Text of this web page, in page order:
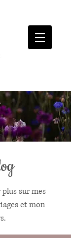
mariage
Poitiers
Photographe
portrait intime
poitiers
mariage
Poitiers
Photographe
Photographe
sur mes
et mon